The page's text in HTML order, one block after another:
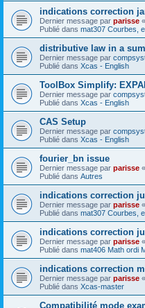
indications correction
Dernier message par parisse «
Publié dans mat307 Courbes,
distributive law in a
Dernier message par
Publié dans Xcas - English
ToolBox Simplify:
Dernier message par
Publié dans Xcas - English
CAS Setup
Dernier message par
Publié dans Xcas - English
fourier_bn issue
Dernier message par parisse «
Publié dans Autres
indications correction
Dernier message par parisse «
Publié dans mat307 Courbes,
indications correction
Dernier message par parisse «
Publié dans mat406 Math ordi
indications correction
Dernier message par parisse «
Publié dans Xcas-master
Compatibilité mode